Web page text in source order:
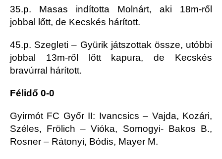
35.p. Masas indította Molnárt, aki 18m-ről
jobbal lőtt, de Kecskés hárított.
45.p. Szegleti – Gyürik játszottak össze, utóbbi
jobbal 13m-ről lőtt kapura, de Kecskés
bravúrral hárított.
Félidő 0-0
Gyirmót FC Győr II: Ivancsics – Vajda, Kozári,
Széles, Frölich – Vióka, Somogyi- Bakos B.,
Rosner – Rátonyi, Bódis, Mayer M.